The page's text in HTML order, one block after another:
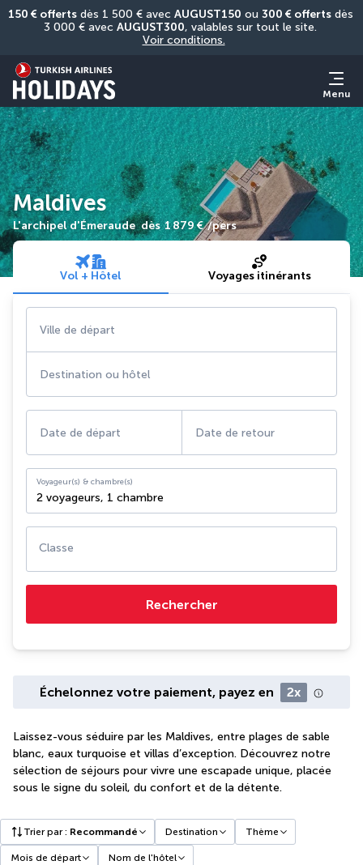
150 € offerts dès 1 500 € avec AUGUST150 ou 300 € offerts dès
3 000 € avec AUGUST300
Voir conditions.
Menu
Maldives
L'archipel d'Émeraude dès 1 879 € /pers
Vol + Hôtel Voyages itinérants
Ville de départ
Destination ou hôtel
Date de départ Date de retour
Voyageur(s) & chambre(s)
2 voyageurs, 1 chambre
Classe
Rechercher
Échelonnez votre paiement, payez en 2x
Laissez-vous séduire par les Maldives, entre plages de sable
blanc, eaux turquoise et villas d’exception. Découvrez notre
sélection de séjours pour vivre une escapade unique, placée
sous le signe du soleil, du confort et de la détente.
Trier par: Recommandé Destination Thème
Mois de départ Nom de l'hôtel